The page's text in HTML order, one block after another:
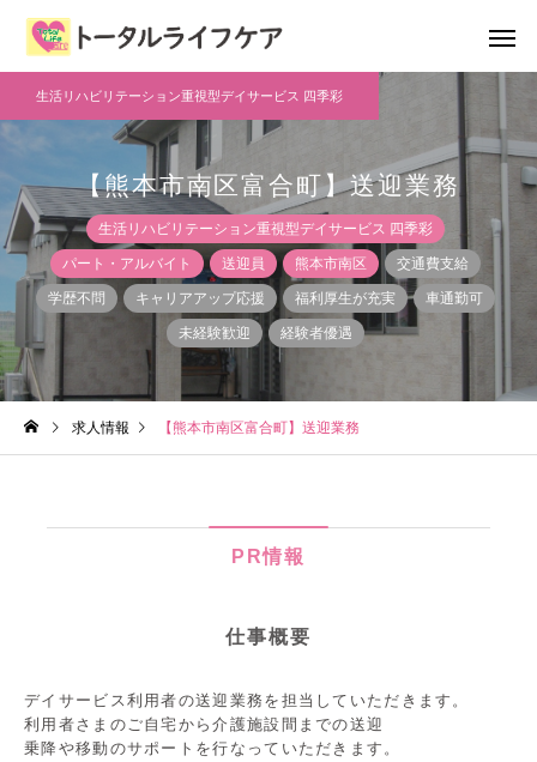
【熊本市南区富合町】送迎業務
生活リハビリテーション重視型デイサービス 四季彩
生活リハビリテーション重視型デイサービス 四季彩
パート・アルバイト 送迎員 熊本市南区 交通費支給
学歴不問 キャリアアップ応援 福利厚生が充実 車通勤可
未経験歓迎 経験者優遇
求人情報 【熊本市南区富合町】送迎業務
PR情報
仕事概要
デイサービス利用者の送迎業務を担当していただきます。
利用者さまのご自宅から介護施設間までの送迎
乗降や移動のサポートを行なっていただきます。